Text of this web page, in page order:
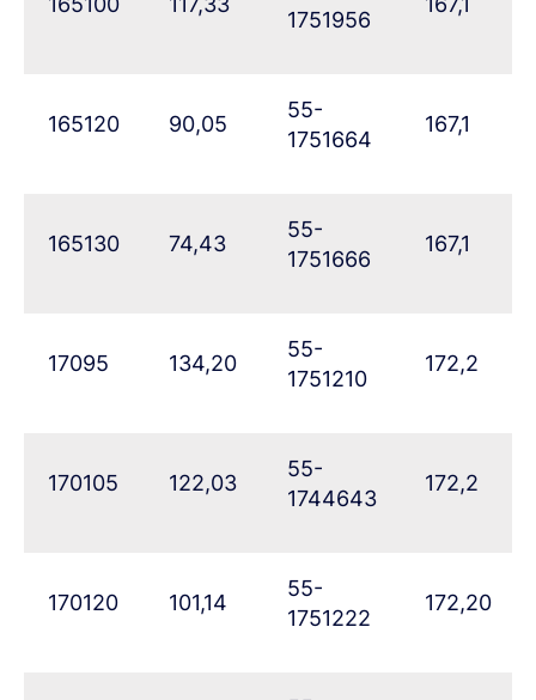
1751956
165120 90,05
55-
1751664
167,1
165130 74,43
55-
1751666
167,1
17095 134,20
55-
1751210
172,2
170105 122,03
55-
1744643
172,2
170120 101,14
55-
1751222
172,20